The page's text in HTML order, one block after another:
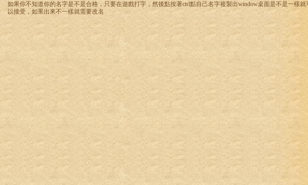
如果你不知道你的名字是不是合格，只要在遊戲打字，然後點按著ctrl點自己名字複製出window桌面是不是一樣
以接受，如果出來不一樣就需要改名